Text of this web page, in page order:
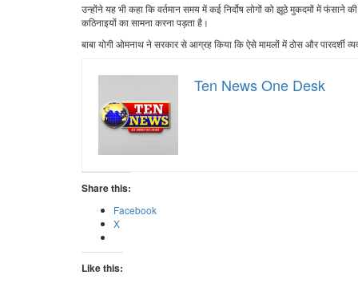
उन्होंने यह भी कहा कि वर्तमान समय में कई निर्दोष लोगों को झूठे मुकदमों में फंसाने
कठिनाइयों का सामना करना पड़ता है।
बाबा योगी ओमनाथ ने सरकार से आग्रह किया कि ऐसे मामलों में ठोस और पारदर्शी
Ten News One Desk
Share this:
Facebook
X
Like this: